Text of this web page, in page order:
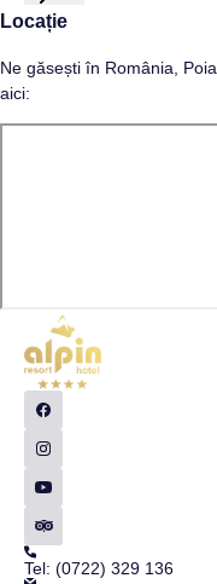
Locație
Ne găsești în România,
aici:
Tel: (0722) 329 136